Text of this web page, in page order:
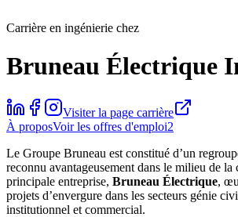
Carrière en ingénierie chez
Bruneau Électrique
Visiter la page carrière
À proposVoir les offres d'emploi2
Le Groupe Bruneau est constitué d’un
reconnu avantageusement dans le milieu de la
principale entreprise, Bruneau Électrique,
projets d’envergure dans les secteurs génie
institutionnel et commercial.